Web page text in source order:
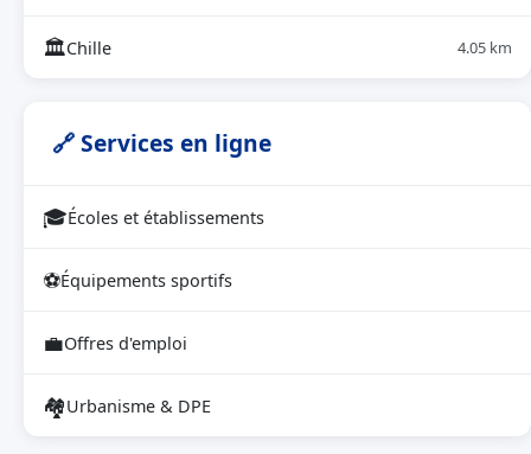
🏛Chille 4.05 km
🔗 Services en ligne
🎓Écoles et établissements
⚽Équipements sportifs
💼Offres d'emploi
🏘Urbanisme & DPE